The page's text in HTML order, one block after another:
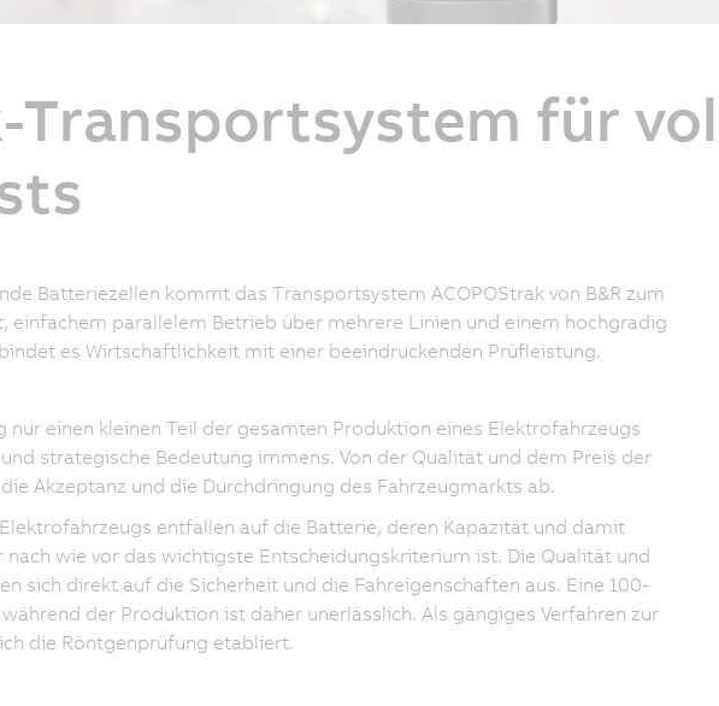
Transportsystem für
Batteriezellen kommt das Transportsystem ACOPOStrak von B&R zum
einfachem parallelem Betrieb über mehrere Linien und einem hochgradig
es Wirtschaftlichkeit mit einer beeindruckenden Prüfleistung.
nur einen kleinen Teil der gesamten Produktion eines Elektrofahrzeugs
strategische Bedeutung immens. Von der Qualität und dem Preis der
Akzeptanz und die Durchdringung des Fahrzeugmarkts ab.
entfallen auf die Batterie, deren Kapazität und damit
wie vor das wichtigste Entscheidungskriterium ist. Die Qualität und
sich direkt auf die Sicherheit und die Fahreigenschaften aus. Eine 100-
der Produktion ist daher unerlässlich. Als gängiges Verfahren zur
die Röntgenprüfung etabliert.